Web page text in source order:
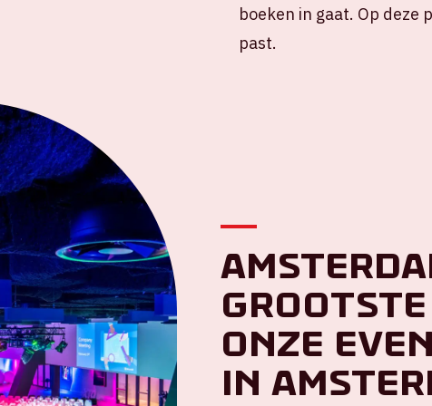
boeken in gaat. Op deze
past.
grootste
onze
in